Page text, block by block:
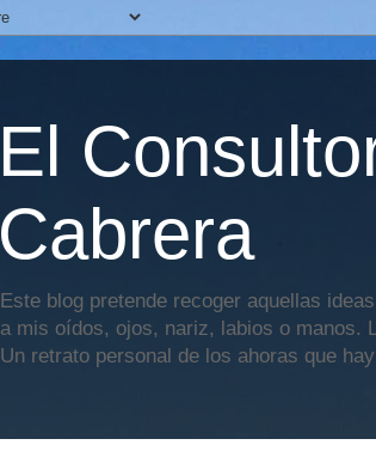
El
Cabrera
Este blog pretende recoger aquellas
a mis oídos, ojos, nariz, labios o manos.
Un retrato personal de los ahoras que